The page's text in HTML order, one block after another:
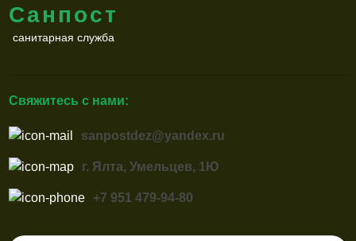
Санпост
санитарная служба
Свяжитесь с нами:
sanpostdez@yandex.ru
г. Ялта, Умельцев, 1Ю
+7 951 479-94-80